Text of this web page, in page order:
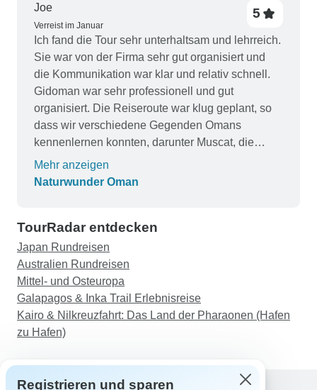
Joe
Verreist im Januar
5
Ich fand die Tour sehr unterhaltsam und lehrreich.
Sie war von der Firma sehr gut organisiert und
die Kommunikation war klar und relativ schnell.
Gidoman war sehr professionell und gut
organisiert. Die Reiseroute war klug geplant, so
dass wir verschiedene Gegenden Omans
kennenlernen konnten, darunter Muscat, die
atemberaubende Küste von Salalah,
atemberaubende Aussichten von Bergketten und
Unser Fahrer/Guide, Aziz, machte die Reise noch
besser. Er fuhr verantwortungsbewusst und zeigte
ein umfassendes Wissen über das, was wir
passierten, indem er uns die ganze Zeit über
Details erzählte. Er achtete auch auf unsere
Mimik und unser Verhalten und erfüllte alle
unsere Bedürfnisse, ohne dass wir darum
übertraf meine Erwartungen an einen
Reiseführer. Ich habe auch seinen warmen Sinn
Mehr anzeigen
Naturwunder Oman
TourRadar entdecken
Japan Rundreisen
Australien Rundreisen
Mittel- und Osteuropa
Galapagos & Inka Trail Erlebnisreise
Kairo & Nilkreuzfahrt: Das Land der Pharaonen (Hafen
zu Hafen)
Registrieren und sparen